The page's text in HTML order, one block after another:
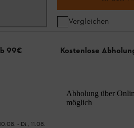
Vergleichen
99€
- Di., 11.08.
Kostenlose
Abholung über
möglich